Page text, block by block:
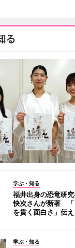
る
学ぶ・知る
福井出身の恐竜研
快次さんが新著 「
を貫く面白さ」伝え
学ぶ・知る